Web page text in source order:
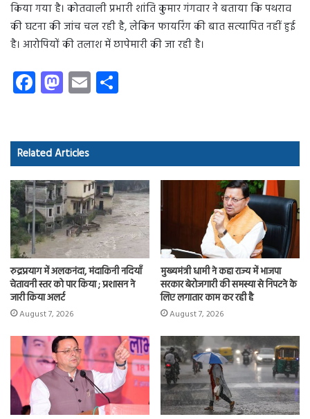
किया गया है। कोतवाली प्रभारी शांति कुमार गंगवार ने बताया कि पथराव
की घटना की जांच चल रही है, लेकिन फायरिंग की बात सत्यापित नहीं हुई
है। आरोपियों की तलाश में छापेमारी की जा रही है।
Fa
ce
o
ok
M
as
d
o
n
E
m
Related Articles
रुद्रप्रयाग में अलकनंदा, मंदाकिनी नदियाँ
चेतावनी स्तर को पार किया ; प्रशासन ने
जारी किया अलर्ट
August 7, 2026
मुख्यमंत्री धामी ने कहा राज्य में भाजपा
सरकार बेरोजगारी की समस्या से निपटने के
लिए लगातार काम कर रही है
August 7, 2026